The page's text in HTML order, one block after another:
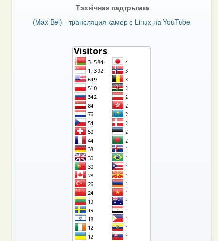
Тэхнічная падтрымка
(Max Bel) - тpансляция камер с Linux на YouTube